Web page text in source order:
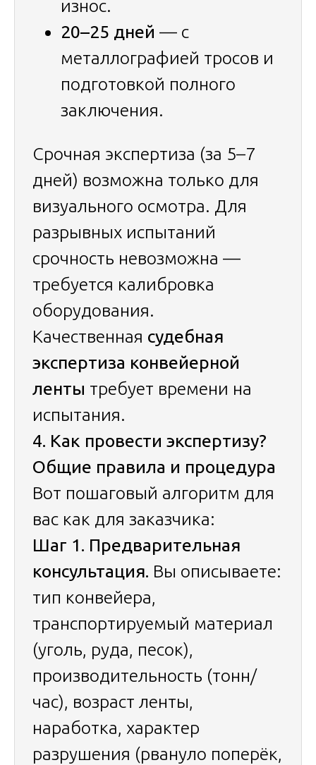
износ.
20–25 дней — с
металлографией тросов и
подготовкой полного
заключения.
Срочная экспертиза (за 5–7
дней) возможна только для
визуального осмотра. Для
разрывных испытаний
срочность невозможна —
требуется калибровка
оборудования.
Качественная судебная
экспертиза конвейерной
ленты требует времени на
испытания.
4. Как провести экспертизу?
Общие правила и процедура
Вот пошаговый алгоритм для
вас как для заказчика:
Шаг 1. Предварительная
консультация. Вы описываете:
тип конвейера,
транспортируемый материал
(уголь, руда, песок),
производительность (тонн/
час), возраст ленты,
наработка, характер
разрушения (рвануло поперёк,